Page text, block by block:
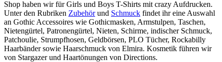
Shop haben wir für Girls und Boys T-Shirts mit crazy Aufdrucken.
Unter den Rubriken Zubehörund Schmuck findet ihr eine Auswahl
an Gothic Accessoires wie Gothicmasken, Armstulpen, Taschen,
Nietengürtel, Patronengürtel, Nieten, Schirme, indischer Schmuck,
Patchoulie, Strumpfhosen, Geldbörsen, PLO Tücher, Rockabilly
Haarbänder sowie Haarschmuck von Elmira. Kosmetik führen wir
von Stargazer und Haartönungen von Directions.